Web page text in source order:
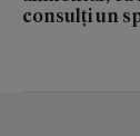
consulți un